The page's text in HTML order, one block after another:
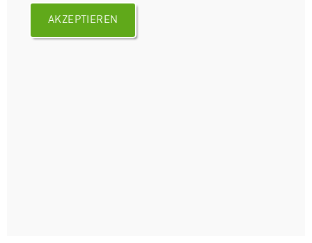
AKZEPTIEREN